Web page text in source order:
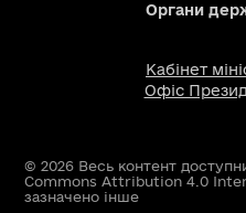
Органи
Кабінет
Офіс
© 2026 Весь контент
Commons Attribution 4.0
зазначено інше